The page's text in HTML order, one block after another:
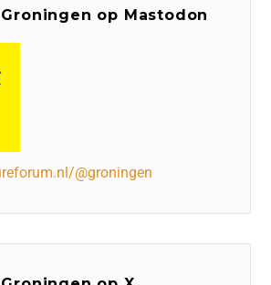
op Mastodon
@groningen